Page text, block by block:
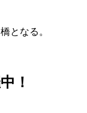
となる。
！